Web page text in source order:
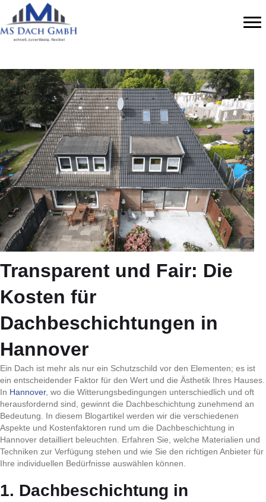
Transparent und Fair: Die
Kosten für
Dachbeschichtungen in
Hannover
Ein Dach ist mehr als nur ein Schutzschild vor den Elementen; es ist
ein entscheidender Faktor für den Wert und die Ästhetik Ihres Hauses.
In Hannover, wo die Witterungsbedingungen unterschiedlich und oft
herausfordernd sind, gewinnt die Dachbeschichtung zunehmend an
Bedeutung. In diesem Blogartikel werden wir die verschiedenen
Aspekte und Kostenfaktoren rund um die Dachbeschichtung in
Hannover detailliert beleuchten. Erfahren Sie, welche Materialien und
Techniken zur Verfügung stehen und wie Sie den richtigen Anbieter für
Ihre individuellen Bedürfnisse auswählen können.
1. Dachbeschichtung in